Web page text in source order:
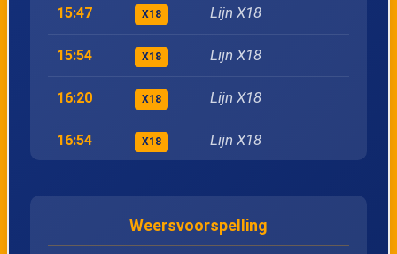
28 Hechtel, Tussenstraat
29 Hechtel, Klaverstraat
30 Helchteren, Kievitwijk
31 Helchteren, Kruispunt
15:47 X18 Lijn X18
15:54 X18 Lijn X18
16:20 X18 Lijn X18
16:54 X18 Lijn X18
X18 Lijn X18
Weersvoorspelling